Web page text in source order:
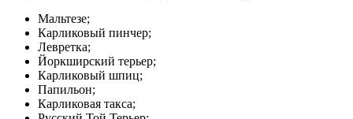
Мальтезе;
Карликовый пинчер;
Левретка;
Йоркширский терьер;
Карликовый шпиц;
Папильон;
Карликовая такса;